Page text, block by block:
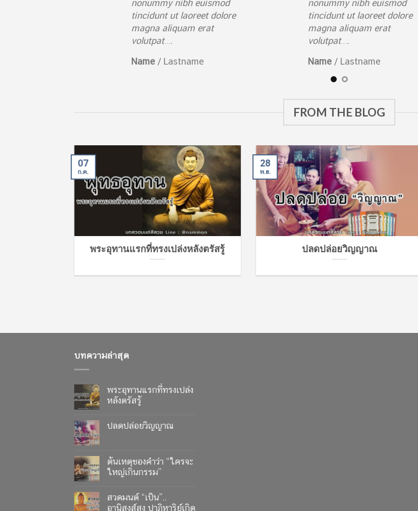
nonummy nibh euismod
tincidunt ut laoreet dolore
magna aliquam erat
volutpat….
Name / Lastname
nonummy nibh euismod
tincidunt ut laoreet dolore
magna aliquam erat
volutpat….
Name / Lastname
FROM THE BLOG
พระอุทานแรกที่ทรงเปล่งหลังตรัสรู้
07
ก.ค.
ปลดปล่อยวิญญาณ
28
พ.ย.
บทความล่าสุด
พระอุทานแรกที่ทรงเปล่ง
หลังตรัสรู้
ปลดปล่อยวิญญาณ
ต้นเหตุของคำว่า “ใครจะ
ใหญ่เกินกรรม”
สวดมนต์ “เป็น”..
อานิสงส์สูง ปาฏิหาริย์เกิด